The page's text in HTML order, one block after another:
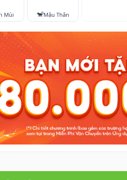
Mùi 🐒Mậu Thân